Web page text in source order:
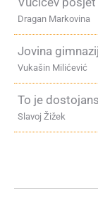
Dragan Markovina
Jovina
Vukašin Milićević
To je
Slavoj Žižek